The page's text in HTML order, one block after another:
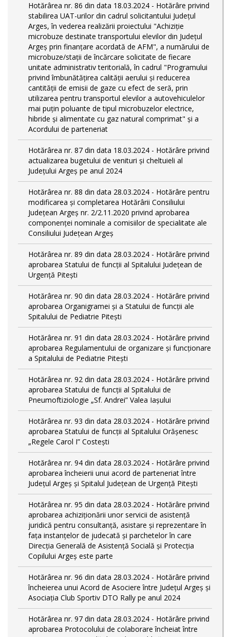
Hotărârea nr. 86 din data 18.03.2024 - Hotărâre privind
stabilirea UAT-urilor din cadrul solicitantului Județul
Arges, în vederea realizării proiectului "Achiziție
microbuze destinate transportului elevilor din Județul
Argeș prin finanțare acordată de AFM", a numărului de
microbuze/stații de încărcare solicitate de fiecare
unitate administrativ teritorială, în cadrul "Programului
privind îmbunătățirea calității aerului și reducerea
cantității de emisii de gaze cu efect de seră, prin
utilizarea pentru transportul elevilor a autovehiculelor
mai puțin poluante de tipul microbuzelor electrice,
hibride și alimentate cu gaz natural comprimat" și a
Acordului de parteneriat
Hotărârea nr. 87 din data 18.03.2024 - Hotărâre privind
actualizarea bugetului de venituri și cheltuieli al
Județului Argeș pe anul 2024
Hotărârea nr. 88 din data 28.03.2024 - Hotărâre pentru
modificarea și completarea Hotărârii Consiliului
Județean Argeș nr. 2/2.11.2020 privind aprobarea
componenței nominale a comisiilor de specialitate ale
Consiliului Județean Argeș
Hotărârea nr. 89 din data 28.03.2024 - Hotărâre privind
aprobarea Statului de funcții al Spitalului Județean de
Urgență Pitești
Hotărârea nr. 90 din data 28.03.2024 - Hotărâre privind
aprobarea Organigramei și a Statului de funcţii ale
Spitalului de Pediatrie Pitești
Hotărârea nr. 91 din data 28.03.2024 - Hotărâre privind
aprobarea Regulamentului de organizare și funcționare
a Spitalului de Pediatrie Pitești
Hotărârea nr. 92 din data 28.03.2024 - Hotărâre privind
aprobarea Statului de funcţii al Spitalului de
Pneumoftiziologie „Sf. Andrei” Valea Iașului
Hotărârea nr. 93 din data 28.03.2024 - Hotărâre privind
aprobarea Statului de funcţii al Spitalului Orășenesc
„Regele Carol I” Costești
Hotărârea nr. 94 din data 28.03.2024 - Hotărâre privind
aprobarea încheierii unui acord de parteneriat între
Județul Argeș și Spitalul Județean de Urgență Pitești
Hotărârea nr. 95 din data 28.03.2024 - Hotărâre privind
aprobarea achiziționării unor servicii de asistență
juridică pentru consultanță, asistare și reprezentare în
fața instanțelor de judecată și parchetelor în care
Direcția Generală de Asistență Socială și Protecția
Copilului Argeș este parte
Hotărârea nr. 96 din data 28.03.2024 - Hotărâre privind
încheierea unui Acord de Asociere între Județul Argeș și
Asociația Club Sportiv DTO Rally pe anul 2024
Hotărârea nr. 97 din data 28.03.2024 - Hotărâre privind
aprobarea Protocolului de colaborare încheiat între